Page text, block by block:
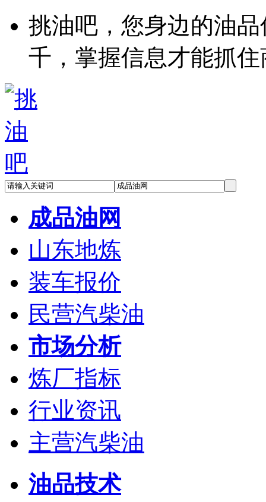
挑油吧，您身边的油
千，掌握信息才能抓
成品油网
山东地炼
装车报价
民营汽柴油
市场分析
炼厂指标
行业资讯
主营汽柴油
油品技术